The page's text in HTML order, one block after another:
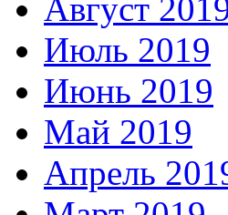
Август
Июль 2019
Июнь 2019
Май 2019
Апрель